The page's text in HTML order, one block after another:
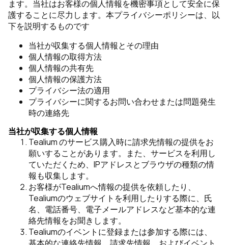
ます。当社はお客様の個人情報を機密事項として安全に保
護することに尽力します。本プライバシーポリシーは、以
下を説明するものです
当社が収集する個人情報とその理由
個人情報の取得方法
個人情報の共有先
個人情報の保護方法
プライバシー法の適用
プライバシーに関するお問い合わせまたは問題発生
時の連絡先
当社が収集する個人情報
Tealium のサービス購入時に請求先情報の提供をお
願いすることがあります。また、サービスを利用し
ていただくため、IPアドレスとブラウザの種類の情
報も収集します。
お客様がTealiumへ情報の提供を依頼したり、
Tealiumのウェブサイトを利用したりする際に、氏
名、電話番号、電子メールアドレスなど基本的な連
絡先情報をお聞きします。
Tealiumのイベントに登録または参加する際には、